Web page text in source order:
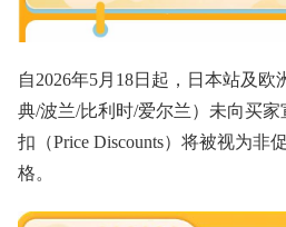
自2026年5月18日起，日本站及欧
典/波兰/比利时/爱尔兰）未向买
扣（Price Discounts）将被视为非
格。